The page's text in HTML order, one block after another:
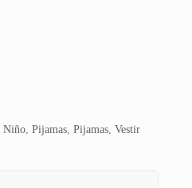
Niño, Pijamas, Pijamas, Vestir